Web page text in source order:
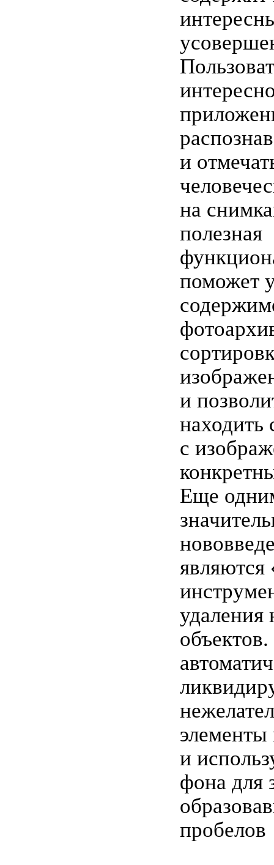
и
на
полезная
поможет
и
находить
с
Еще
и
фона для
пробелов